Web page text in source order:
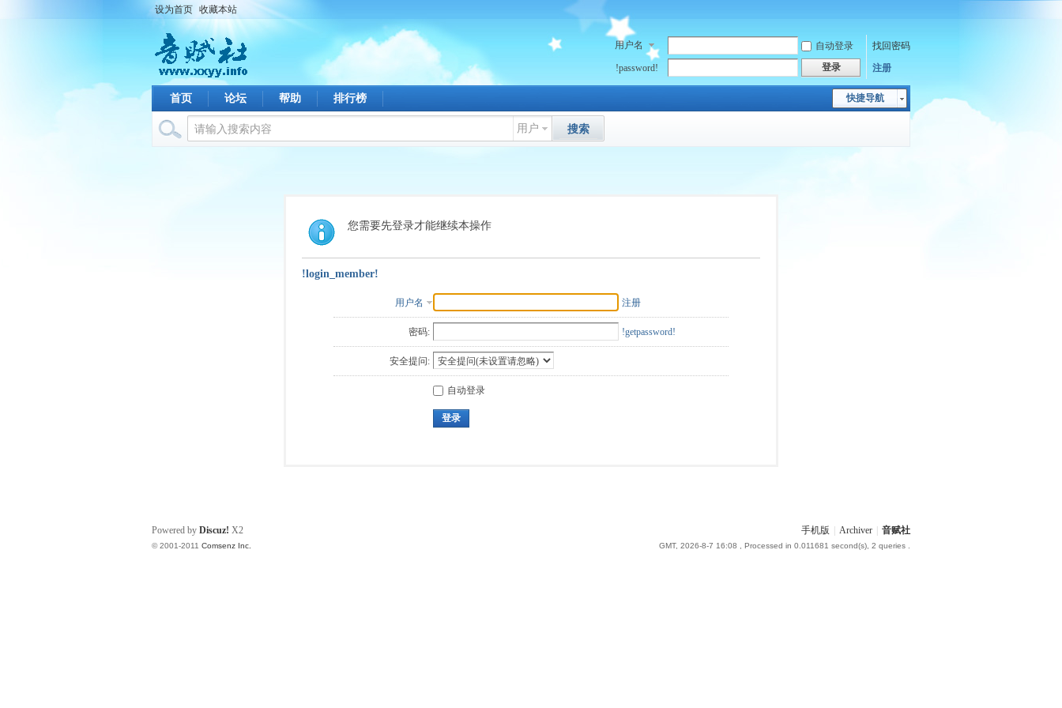
设为首页 收藏本站
用户名 自动登录
找回密码
!password!
登录 注册
快捷导航
首页 论坛 帮助 排行榜
用户 搜索
您需要先登录才能继续本操作
!login_member!
用户名 注册
密码: !getpassword!
安全提问:
自动登录
登录
手机版 Archiver 音赋社
GMT, 2026-8-7 16:08 , Processed in 0.011681 second(s), 2 queries .
Powered by Discuz! X2
© 2001-2011 Comsenz Inc.